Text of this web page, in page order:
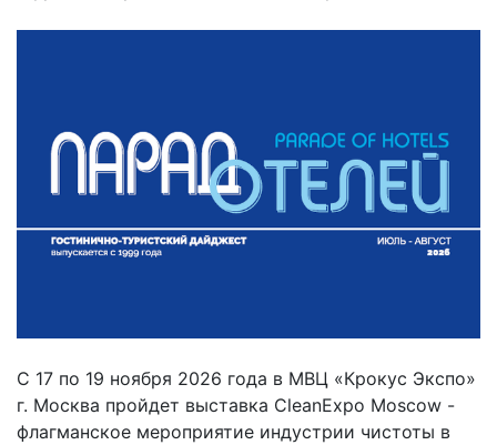
С 17 по 19 ноября 2026 года в МВЦ «Крокус Экспо»
г. Москва пройдет выставка CleanExpo Moscow -
флагманское мероприятие индустрии чистоты в